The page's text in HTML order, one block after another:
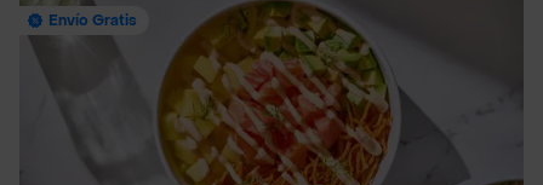
Envío Gratis